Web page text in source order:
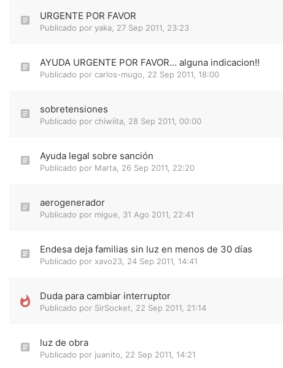
URGENTE POR FAVOR
Publicado por yaka 27 Sep 2011, 23:23
AYUDA URGENTE POR FAVOR... alguna indicacion!!
Publicado por carlos-mugo 22 Sep 2011, 18:00
sobretensiones
Publicado por chiwiita 28 Sep 2011, 00:00
Ayuda legal sobre sanción
Publicado por Marta 26 Sep 2011, 22:20
aerogenerador
Publicado por migue 31 Ago 2011, 22:41
Endesa deja familias sin luz en menos de 30 días
Publicado por xavo23 24 Sep 2011, 14:41
Duda para cambiar interruptor
Publicado por SirSocket 22 Sep 2011, 21:14
luz de obra
Publicado por juanito 22 Sep 2011, 14:21